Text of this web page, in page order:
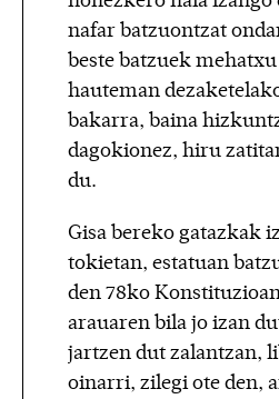
nafar batzuontzat
beste batzuek
hauteman
bakarra, baina
dagokionez, hiru
du.
Gisa bereko gatazkak
tokietan, estatuan
den 78ko
arauaren bila jo izan
jartzen dut zalantzan,
oinarri, zilegi ote den,